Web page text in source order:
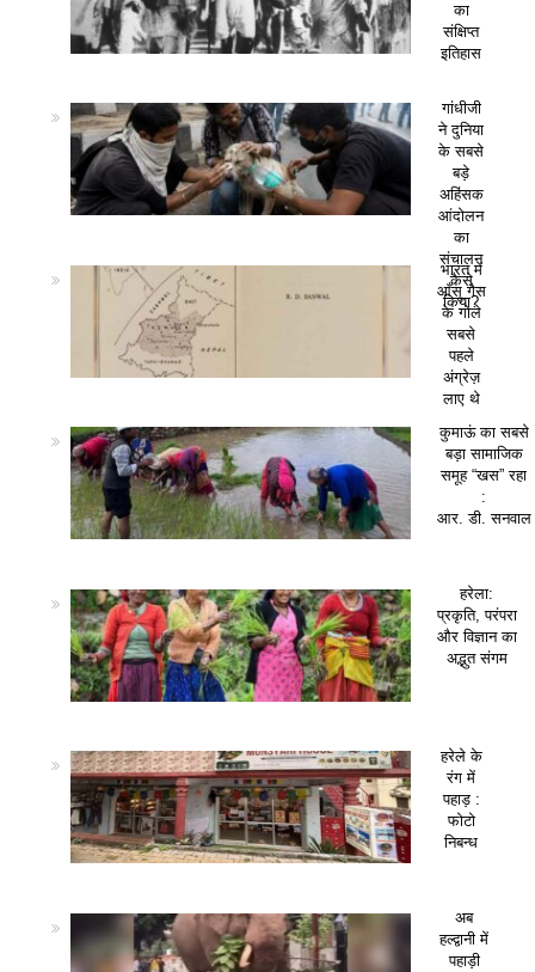
का
संक्षिप्त
इतिहास
गांधीजी
ने दुनिया
के सबसे
बड़े
अहिंसक
आंदोलन
का
संचालन
कैसे
किया?
भारत में
आँसू गैस
के गोले
सबसे
पहले
अंग्रेज़
लाए थे
कुमाऊं का सबसे
बड़ा सामाजिक
समूह “खस” रहा
:
आर. डी. सनवाल
हरेला:
प्रकृति, परंपरा
और विज्ञान का
अद्भुत संगम
हरेले के
रंग में
पहाड़ :
फोटो
निबन्ध
अब
हल्द्वानी में
पहाड़ी